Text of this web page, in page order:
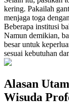
kering. Pakailah
menjaga toga
Beberapa institusi
Namun demikian,
besar untuk
sesuai kebutuhan
Alasan
Wisuda